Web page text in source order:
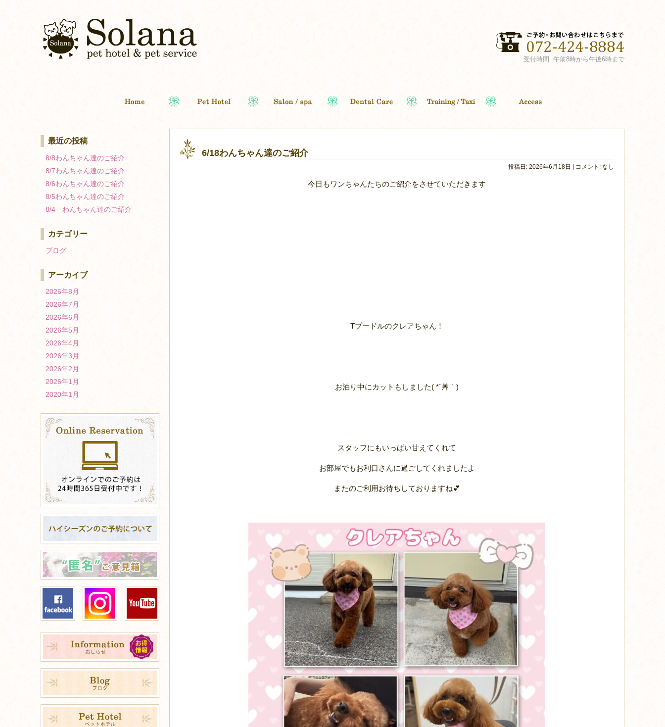
受付時間: 午前8時から午後6時まで
6/18わんちゃん達のご紹介
投稿日: 2026年6月18日 | コメント: なし
今日もワンちゃんたちのご紹介をさせていただきます
Tプードルのクレアちゃん！
お泊り中にカットもしました( *´艸｀)
スタッフにもいっぱい甘えてくれて
お部屋でもお利口さんに過ごしてくれましたよ
またのご利用お待ちしておりますね💕
最近の投稿
8/8わんちゃん達のご紹介
8/7わんちゃん達のご紹介
8/6わんちゃん達のご紹介
8/5わんちゃん達のご紹介
8/4 わんちゃん達のご紹介
カテゴリー
ブログ
アーカイブ
2026年8月
2026年7月
2026年6月
2026年5月
2026年4月
2026年3月
2026年2月
2026年1月
2020年1月